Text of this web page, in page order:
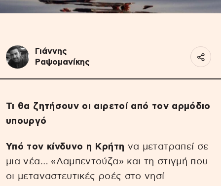
Γιάννης
Ραψομανίκης
Τι θα ζητήσουν οι αιρετοί από τον αρμόδιο
υπουργό
Υπό τον κίνδυνο η Κρήτη να μετατραπεί σε
μια νέα… «Λαμπεντούζα» και τη στιγμή που
οι μεταναστευτικές ροές στο νησί